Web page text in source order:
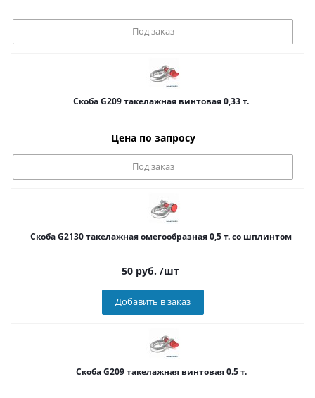
Под заказ
Скоба G209 такелажная винтовая 0,33 т.
Цена по запросу
Под заказ
Cкоба G2130 такелажная омегообразная 0,5 т. со шплинтом
50 руб. /шт
Добавить в заказ
Скоба G209 такелажная винтовая 0.5 т.